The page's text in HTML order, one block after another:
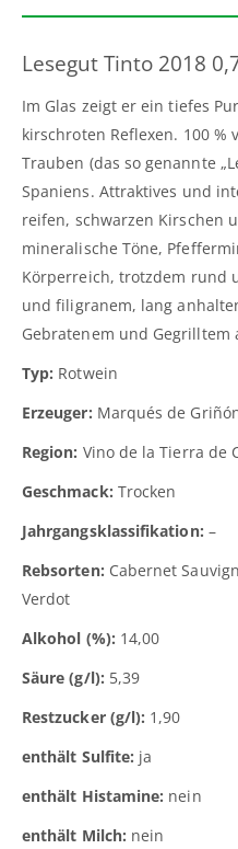
Lesegut Tinto 2018
Im Glas zeigt er ein tiefes
kirschroten Reflexen. 100 %
Trauben (das so genannte
Spaniens. Attraktives und
reifen, schwarzen Kirschen
mineralische Töne,
Körperreich, trotzdem rund
und filigranem, lang
Gebratenem und Gegrilltem
Typ: Rotwein
Erzeuger: Marqués de
Region: Vino de la Tierra de
Geschmack: Trocken
Jahrgangsklassifikation: –
Rebsorten: Cabernet
Verdot
Alkohol (%): 14,00
Säure (g/l): 5,39
Restzucker (g/l): 1,90
enthält Sulfite: ja
enthält Histamine: nein
enthält Milch: nein